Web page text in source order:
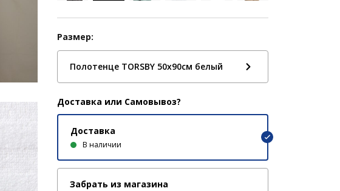
Размер:
Полотенце TORSBY 50x90см белый
Доставка или Самовывоз?
Доставка
В наличии
Забрать из магазина